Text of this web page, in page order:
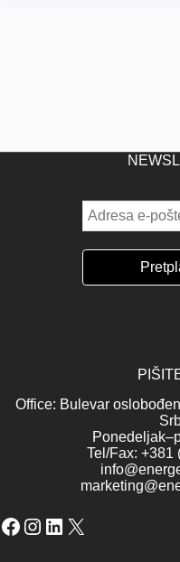
Office: Bulevar
Tel/Fax: +381
Facebook
Instagram
LinkedIn
X